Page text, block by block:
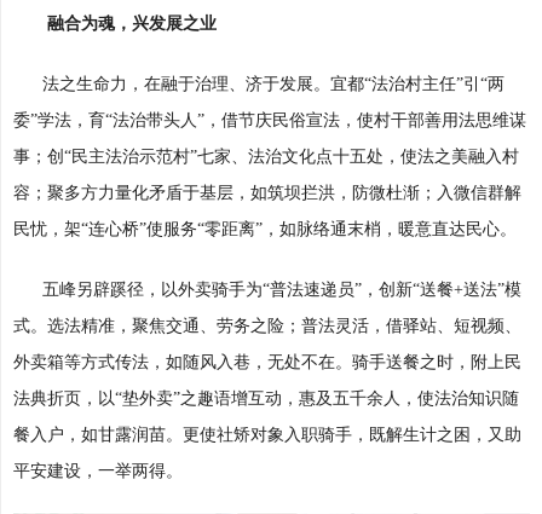
融合为魂，兴发展之业
法之生命力，在融于治理、济于发展。宜都“法治村主任”引“两
委”学法，育“法治带头人”，借节庆民俗宣法，使村干部善用法思维谋
事；创“民主法治示范村”七家、法治文化点十五处，使法之美融入村
容；聚多方力量化矛盾于基层，如筑坝拦洪，防微杜渐；入微信群解
民忧，架“连心桥”使服务“零距离”，如脉络通末梢，暖意直达民心。
五峰另辟蹊径，以外卖骑手为“普法速递员”，创新“送餐+送法”模
式。选法精准，聚焦交通、劳务之险；普法灵活，借驿站、短视频、
外卖箱等方式传法，如随风入巷，无处不在。骑手送餐之时，附上民
法典折页，以“垫外卖”之趣语增互动，惠及五千余人，使法治知识随
餐入户，如甘露润苗。更使社矫对象入职骑手，既解生计之困，又助
平安建设，一举两得。